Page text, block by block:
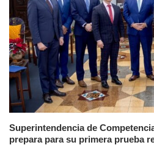
Superintendencia de
prepara para su primera prueba